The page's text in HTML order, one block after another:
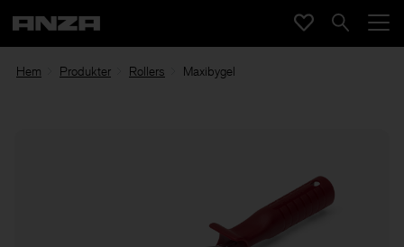
Hem Produkter Rollers Maxibygel